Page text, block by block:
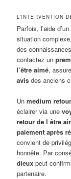
L’INTERVENTION
Parfois, l’aide
situation
des
contactez un
l’être aimé,
avis des anciens
Unmedium
éclairer via une
retour de l être
paiement après
convient de
honnête. Par
dieux peut
partenaire.